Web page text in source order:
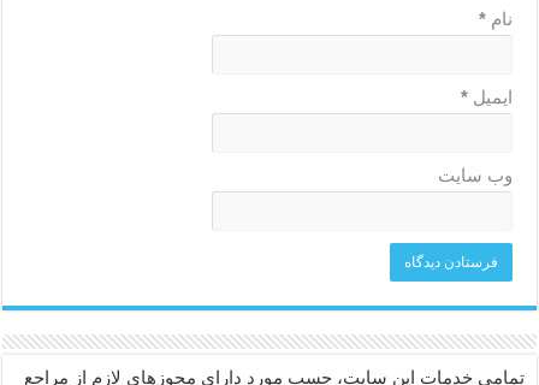
نام*
ایمیل*
وب‌ سایت
تمامی خدمات این سایت، حسب مورد دارای مجوزهای لازم از مراجع